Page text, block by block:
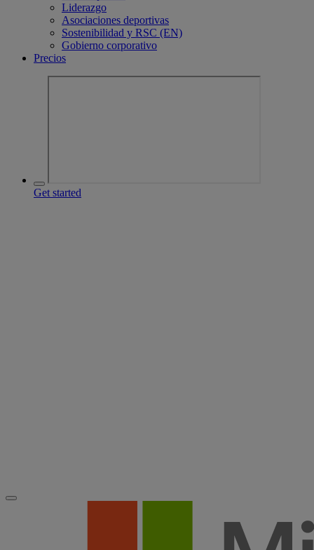
Liderazgo
Asociaciones deportivas
Sostenibilidad y RSC (EN)
Gobierno corporativo
Precios
Get started